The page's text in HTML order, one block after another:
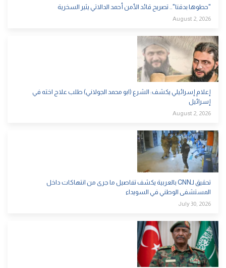
"حطوها بدقنا".. تصريح قائد الأمن أحمد الدالاتي يثير السخرية
August 2, 2026
إعلام إسرائيلي يكشف: الشرع (ابو محمد الجولاني) طلب علاج اخته في
إسرائيل
August 2, 2026
تحقيق لـCNN بالعربية يكشف تفاصيل ما جرى من انتهاكات داخل
المستشفى الوطني في السويداء
July 30, 2026